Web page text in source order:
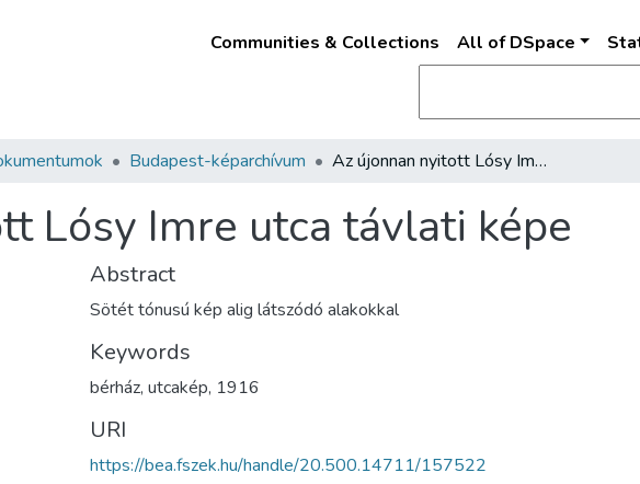
Communities & Collections All of DSpace
Budapest-képarchívum Az újonnan nyitott Lósy Imre utca távlati képe
Lósy Imre utca távlati képe
Abstract
Sötét tónusú kép alig látszódó alakokkal
Keywords
bérház, utcakép, 1916
URI
https://bea.fszek.hu/handle/20.500.14711/157522